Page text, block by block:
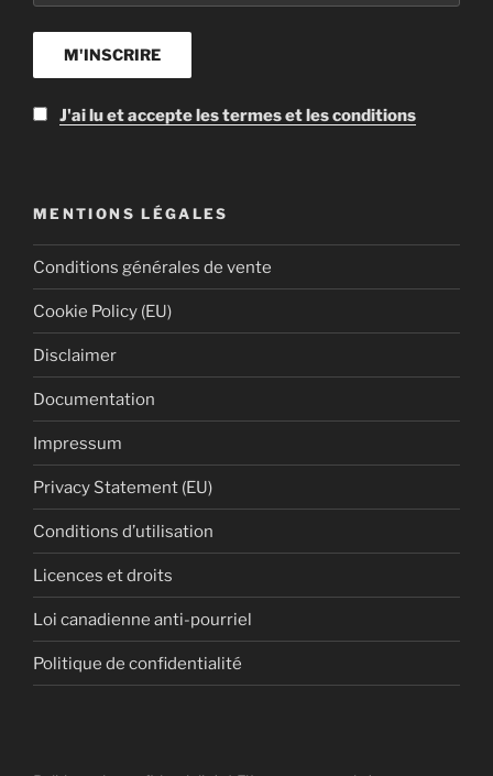
J'ai lu et accepte les termes et les conditions
MENTIONS LÉGALES
Conditions générales de vente
Cookie Policy (EU)
Disclaimer
Documentation
Impressum
Privacy Statement (EU)
Conditions d’utilisation
Licences et droits
Loi canadienne anti-pourriel
Politique de confidentialité